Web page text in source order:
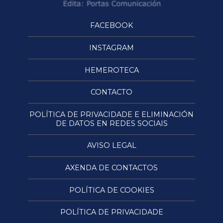
FACEBOOK
INSTAGRAM
HEMEROTECA
CONTACTO
POLÍTICA DE PRIVACIDADE E ELIMINACIÓN
DE DATOS EN REDES SOCIAIS
AVISO LEGAL
AXENDA DE CONTACTOS
POLÍTICA DE COOKIES
POLÍTICA DE PRIVACIDADE